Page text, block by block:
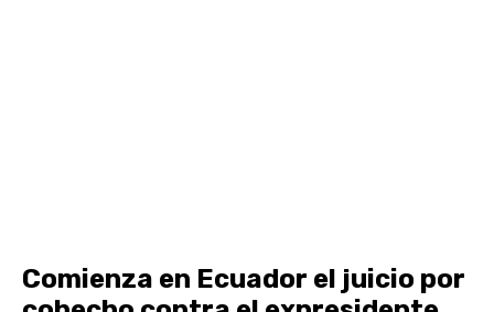
Comienza en Ecuador el juicio por